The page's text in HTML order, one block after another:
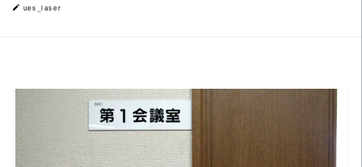
ues_laser